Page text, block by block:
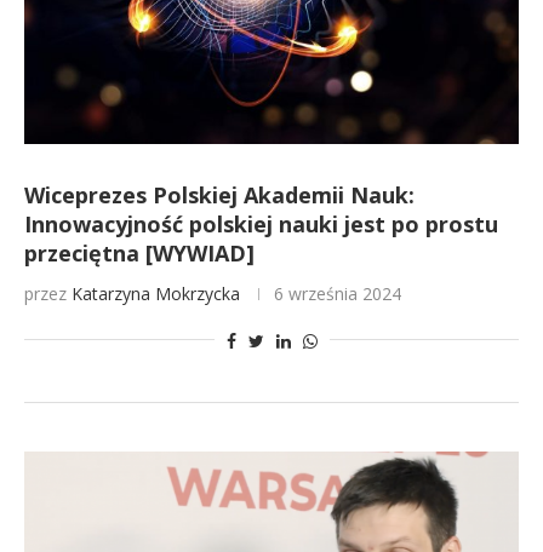
Wiceprezes Polskiej Akademii Nauk:
Innowacyjność polskiej nauki jest po prostu
przeciętna [WYWIAD]
przez Katarzyna Mokrzycka 6 września 2024